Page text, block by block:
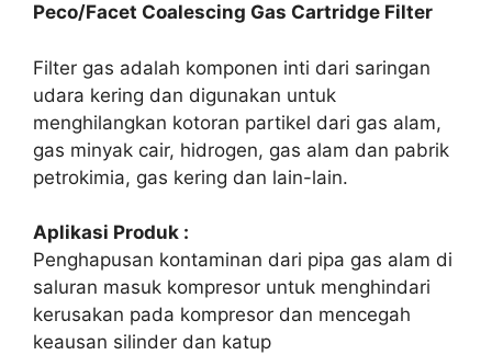
Peco/Facet Coalescing Gas Cartridge Filter
Filter gas adalah komponen inti dari saringan
udara kering dan digunakan untuk
menghilangkan kotoran partikel dari gas alam,
gas minyak cair, hidrogen, gas alam dan pabrik
petrokimia, gas kering dan lain-lain.
Aplikasi Produk :
Penghapusan kontaminan dari pipa gas alam di
saluran masuk kompresor untuk menghindari
kerusakan pada kompresor dan mencegah
keausan silinder dan katup